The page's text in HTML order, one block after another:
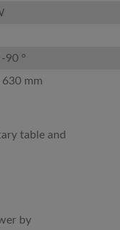
90 °
mm
table and
by